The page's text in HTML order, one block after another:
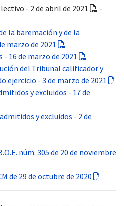
- 2 de abril de 2021
-
la baremación y de la
marzo de 2021
16 de marzo de 2021
del Tribunal calificador y
ejercicio - 3 de marzo de 2021
y excluidos - 17 de
y excluidos - 2 de
núm. 305 de 20 de noviembre
de 29 de octubre de 2020